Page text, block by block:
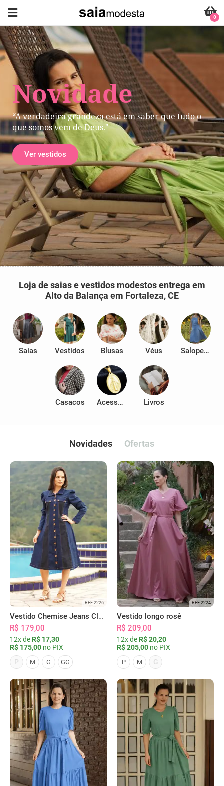
Novidade
“A verdadeira grandeza está em saber que tudo o
que somos vem de Deus."
Ver vestidos
0
Loja de saias e vestidos modestos entrega em
Alto da Balança em Fortaleza, CE
Saias Vestidos Blusas Véus Salopetes
Casacos Acessórios Livros
Novidades Ofertas
REF 2226
Vestido Chemise Jeans Clássica Serena
R$ 179,00
12x de R$ 17,30
R$ 175,00 no PIX
P
M G GG
REF 2224
Vestido longo rosê
R$ 209,00
12x de R$ 20,20
R$ 205,00 no PIX
P M G